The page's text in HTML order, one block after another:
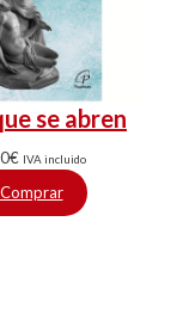
se abren
€ IVA incluido
Comprar